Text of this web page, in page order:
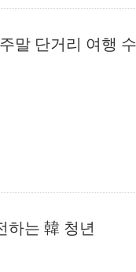
말 단거리 여행
하는 韓 청년